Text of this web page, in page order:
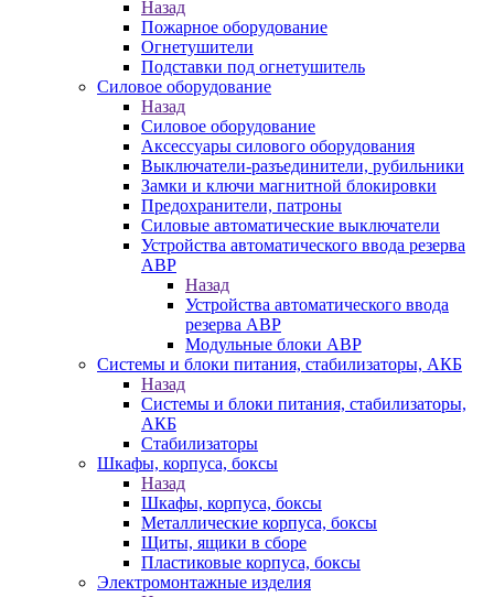
Назад
Пожарное оборудование
Огнетушители
Подставки под огнетушитель
Силовое оборудование
Назад
Силовое оборудование
Аксессуары силового оборудования
Выключатели-разъединители, рубильники
Замки и ключи магнитной блокировки
Предохранители, патроны
Силовые автоматические выключатели
Устройства автоматического ввода резерва
АВР
Назад
Устройства автоматического ввода
резерва АВР
Модульные блоки АВР
Системы и блоки питания, стабилизаторы, АКБ
Назад
Системы и блоки питания, стабилизаторы,
АКБ
Стабилизаторы
Шкафы, корпуса, боксы
Назад
Шкафы, корпуса, боксы
Металлические корпуса, боксы
Щиты, ящики в сборе
Пластиковые корпуса, боксы
Электромонтажные изделия